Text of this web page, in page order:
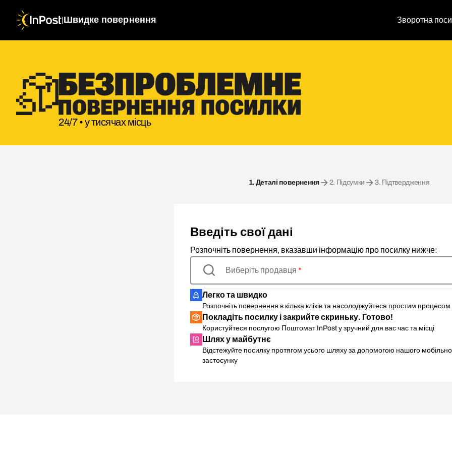
| Швидке повернення Зворотна
24/7 • у тисячах місць
1. Деталі повернення 2. Підсумки 3. Підтвердження
Введіть свої дані
Розпочніть повернення, вказавши інформацію про посилку нижче:
Виберіть продавця *
Легко та швидко
Розпочніть повернення в кілька кліків та насолоджуйтеся простим процесом
Покладіть посилку і закрийте скриньку. Готово!
Користуйтеся послугою Поштомат InPost у зручний для вас час та місці
Шлях у майбутнє
Відстежуйте посилку протягом усього шляху за допомогою нашого
застосунку